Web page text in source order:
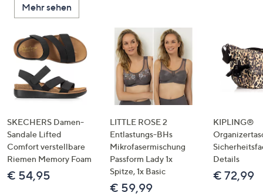
unten
oder
wischen
Sie
Touch-
Geräten
links
bzw.
rechts,
um
diese
Mehr sehen
SKECHERS Damen-
Sandale Lifted
Comfort verstellbare
Riemen Memory Foam
€ 54,95
LITTLE ROSE 2
Entlastungs-BHs
Mikrofasermischung
Passform Lady 1x
Spitze, 1x Basic
€ 59,99
KIPLING®
Details
€ 72,99